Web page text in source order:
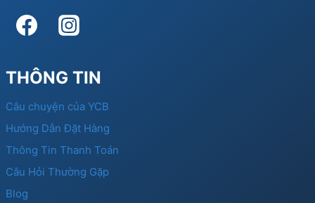
THÔNG TIN
Câu chuyện của YCB
Hướng Dẫn Đặt Hàng
Thông Tin Thanh Toán
Câu Hỏi Thường Gặp
Blog